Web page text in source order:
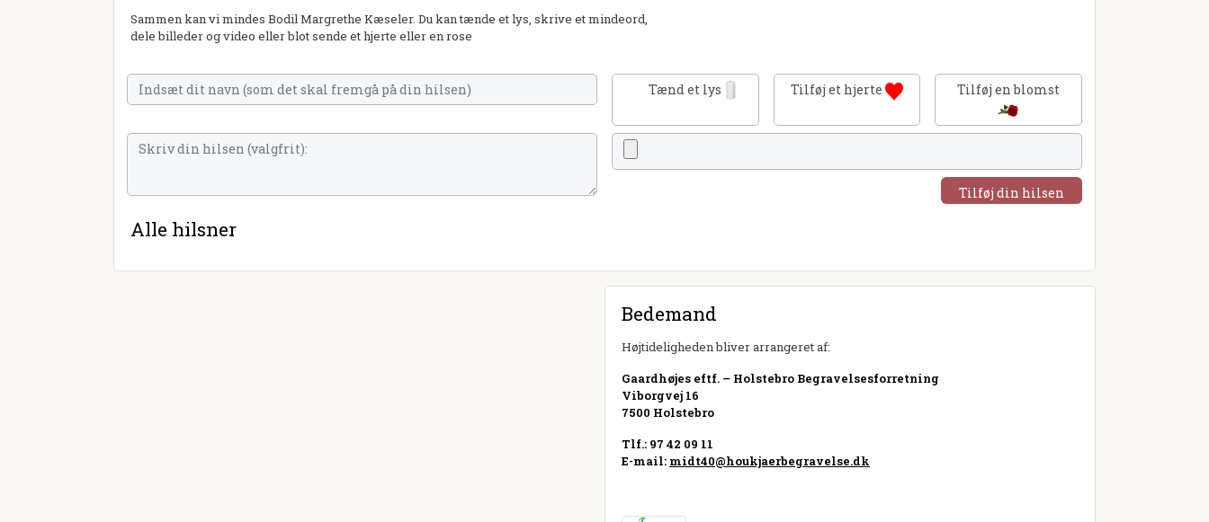
Sammen kan vi mindes Bodil Margrethe Kæseler. Du kan tænde et lys, skrive et mindeord,
dele billeder og video eller blot sende et hjerte eller en rose
Tænd et lys Tilføj et hjerte Tilføj en blomst
Tilføj din hilsen
Alle hilsner
Bedemand
Højtideligheden bliver arrangeret af:
Gaardhøjes eftf. – Holstebro Begravelsesforretning
Viborgvej 16
7500 Holstebro
Tlf.: 97 42 09 11
E-mail: midt40@houkjaerbegravelse.dk